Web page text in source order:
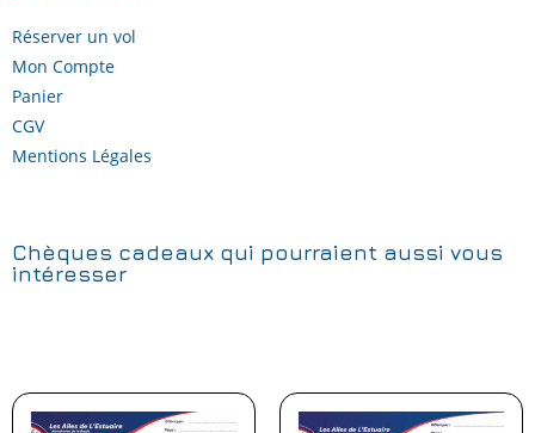
Réserver un vol
Mon Compte
Panier
CGV
Mentions Légales
Chèques cadeaux qui pourraient aussi vous
intéresser